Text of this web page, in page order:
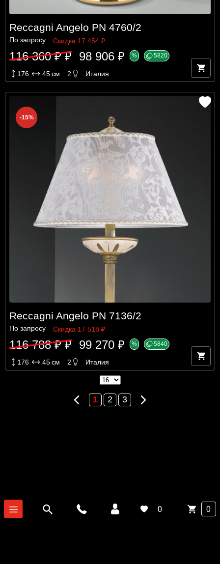
Reccagni Angelo PN 4760/2
По запросу Скидка 17 454 ₽
116 360 ₽ ₽ 98 906 ₽ % 5820
176 45см 2 Италия
-15%
Reccagni Angelo PN 7136/2
По запросу Скидка 17 518 ₽
116 788 ₽ ₽ 99 270 ₽ % 5840
176 45см 2 Италия
Предыдущая
1 2 3 Следующая
0 0